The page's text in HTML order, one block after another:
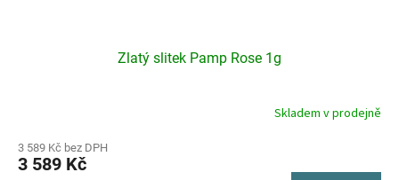
Zlatý slitek Pamp Rose 1g
Skladem v prodejně
3 589 Kč bez DPH
3 589 Kč